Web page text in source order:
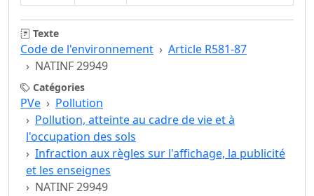
Texte
Code de l'environnement
Article R581-87
NATINF 29949
Catégories
PVe
Pollution
Pollution, atteinte au cadre de vie et à
l'occupation des sols
Infraction aux règles sur l'affichage, la publicité
et les enseignes
NATINF 29949